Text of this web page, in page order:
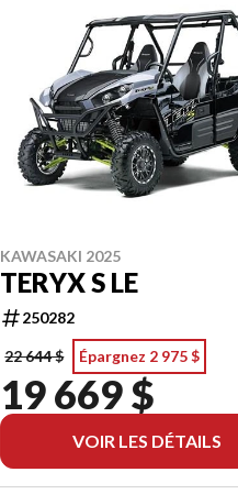
KAWASAKI 2025
TERYX S LE
250282
22 644 $ Épargnez 2 975 $
19 669 $
VOIR LES DÉTAILS